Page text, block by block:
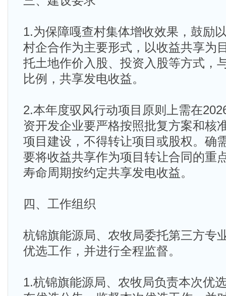
1.为保障嘎查村集体增收效果，鼓励
村企合作为主要形式，以收益共享为
托土地作价入股、投资入股等方式，
比例，共享发电收益。
2.本年度驭风行动项目原则上需在
资开发企业要严格按照批复方案和核
项目建设，不得转让项目或股权。确
要将收益共享作为项目转让合同的重
寿命周期按约定共享发电收益。
四、工作组织
杭锦旗能源局、农牧局委托第三方专
优选工作，并进行全程监督。
1.杭锦旗能源局、农牧局负责本次优